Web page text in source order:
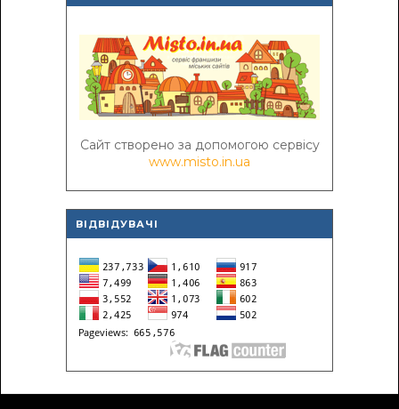
Сайт створено за допомогою сервісу
www.misto.in.ua
ВІДВІДУВАЧІ